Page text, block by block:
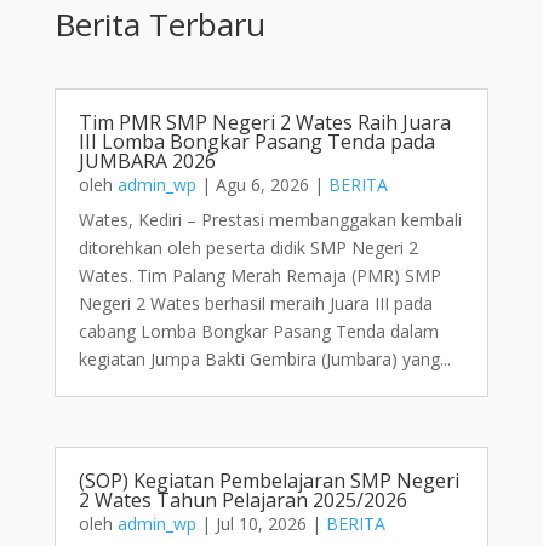
Berita Terbaru
Tim PMR SMP Negeri 2 Wates Raih Juara
III Lomba Bongkar Pasang Tenda pada
JUMBARA 2026
oleh admin_wp | Agu 6, 2026 | BERITA
Wates, Kediri – Prestasi membanggakan kembali
ditorehkan oleh peserta didik SMP Negeri 2
Wates. Tim Palang Merah Remaja (PMR) SMP
Negeri 2 Wates berhasil meraih Juara III pada
cabang Lomba Bongkar Pasang Tenda dalam
kegiatan Jumpa Bakti Gembira (Jumbara) yang...
(SOP) Kegiatan Pembelajaran SMP Negeri
2 Wates Tahun Pelajaran 2025/2026
oleh admin_wp | Jul 10, 2026 | BERITA